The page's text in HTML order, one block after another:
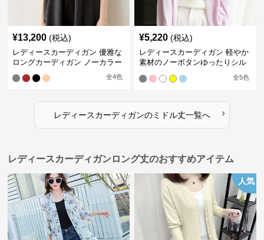
¥13,200 (税込)
レディースカーディガン 優雅な
ロングカーディガン ノーカラー
全4色
¥5,220 (税込)
レディースカーディガン 軽やか
素材のノーボタンゆったりシル
全5色
レディースカーディガンのミドル丈一覧へ ›
レディースカーディガンロング丈のおすすめアイテム
人気